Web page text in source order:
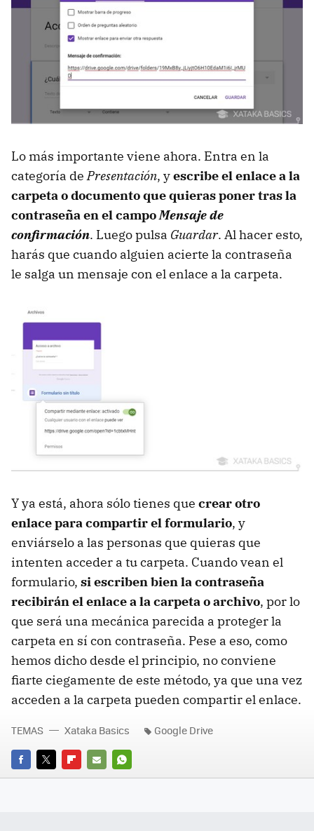
Lo más importante viene ahora. Entra en la
categoría dePresentación, yescribe el enlace a la
carpeta o documento que quieras poner tras la
contraseña en el campoMensaje de
confirmación. Luego pulsa Guardar. Al hacer esto,
harás que cuando alguien acierte la contraseña
le salga un mensaje con el enlace a la carpeta.
Y ya está, ahora sólo tienes que crear otro
enlace para compartir el formulario, y
enviárselo a las personas que quieras que
intenten acceder a tu carpeta. Cuando vean el
formulario, si escriben bien la contraseña
recibirán el enlace a la carpeta o archivo, por lo
que será una mecánica parecida a proteger la
carpeta en sí con contraseña. Pese a eso, como
hemos dicho desde el principio, no conviene
fiarte ciegamente de este método, ya que una vez
acceden a la carpeta pueden compartir el enlace.
FACEBOOK
TWITTERFLIPBOARD
E-
WHATSAPP
TEMAS Xataka Basics Google Drive